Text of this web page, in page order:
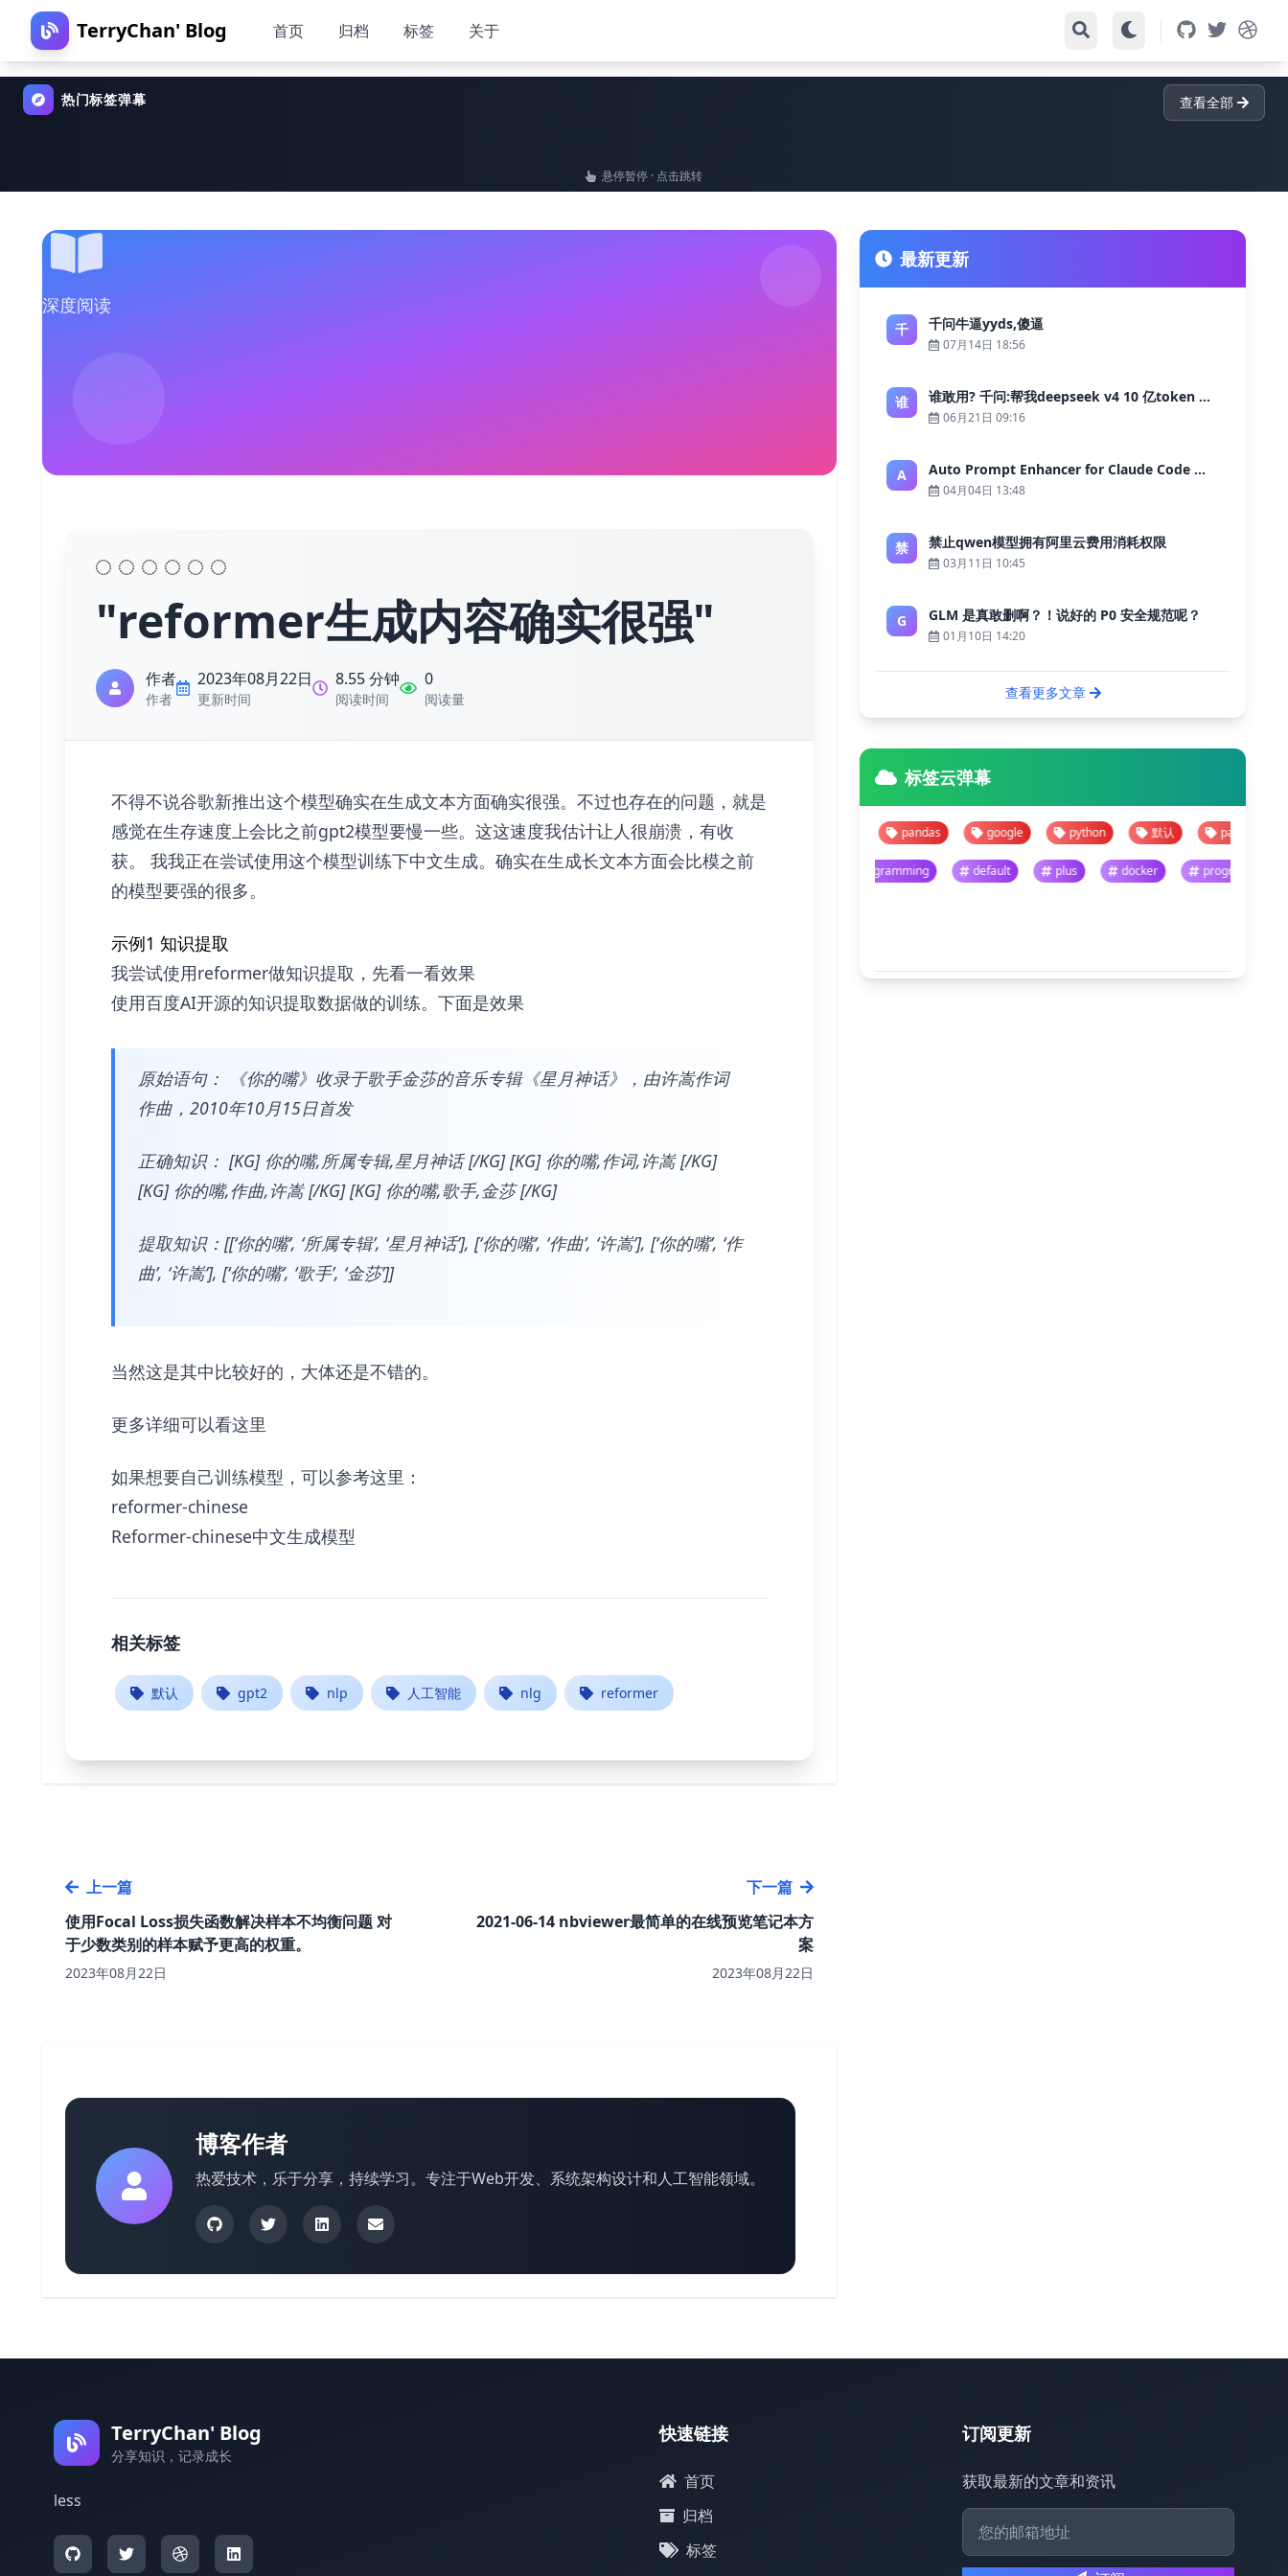
TerryChan' Blog 首页 归档 标签 关于
热门标签弹幕 查看全部
悬停暂停 · 点击跳转
深度阅读
"reformer生成内容确实很强"
作者
作者
2023年08月22日
更新时间
8.55 分钟
阅读时间
0
阅读量
不得不说谷歌新推出这个模型确实在生成文本方面确实很强。不过也存在的问题，就是
感觉在生存速度上会比之前gpt2模型要慢一些。这这速度我估计让人很崩溃，有收
获。 我我正在尝试使用这个模型训练下中文生成。确实在生成长文本方面会比模之前
的模型要强的很多。
示例1 知识提取
我尝试使用reformer做知识提取，先看一看效果
使用百度AI开源的知识提取数据做的训练。下面是效果
原始语句： 《你的嘴》收录于歌手金莎的音乐专辑《星月神话》，由许嵩作词
作曲，2010年10月15日首发
正确知识： [KG] 你的嘴,所属专辑,星月神话 [/KG] [KG] 你的嘴,作词,许嵩 [/KG]
[KG] 你的嘴,作曲,许嵩 [/KG] [KG] 你的嘴,歌手,金莎 [/KG]
提取知识：[[‘你的嘴’, ‘所属专辑’, ‘星月神话’], [‘你的嘴’, ‘作曲’, ‘许嵩’], [‘你的嘴’, ‘作
曲’, ‘许嵩’], [‘你的嘴’, ‘歌手’, ‘金莎’]]
当然这是其中比较好的，大体还是不错的。
更多详细可以看这里
如果想要自己训练模型，可以参考这里：
reformer-chinese
Reformer-chinese中文生成模型
相关标签
默认 gpt2 nlp 人工智能 nlg reformer
上一篇
使用Focal Loss损失函数解决样本不均衡问题 对
于少数类别的样本赋予更高的权重。
2023年08月22日
下一篇
2021-06-14 nbviewer最简单的在线预览笔记本方
案
2023年08月22日
博客作者
热爱技术，乐于分享，持续学习。专注于Web开发、系统架构设计和人工智能领域。
最新更新
千 千问牛逼yyds,傻逼
07月14日 18:56
谁 谁敢用? 千问:帮我deepseek v4 10 亿token 大约多少花费 ?
06月21日 09:16
A Auto Prompt Enhancer for Claude Code — Building a Highly Reliable AI Programming Workflow
04月04日 13:48
禁 禁止qwen模型拥有阿里云费用消耗权限
03月11日 10:45
G GLM 是真敢删啊？！说好的 P0 安全规范呢？
01月10日 14:20
查看更多文章
标签云弹幕
pandas google python 默认 pandas
programming default plus docker
TerryChan' Blog
分享知识，记录成长
less
快速链接
首页
归档
标签
订阅更新
获取最新的文章和资讯